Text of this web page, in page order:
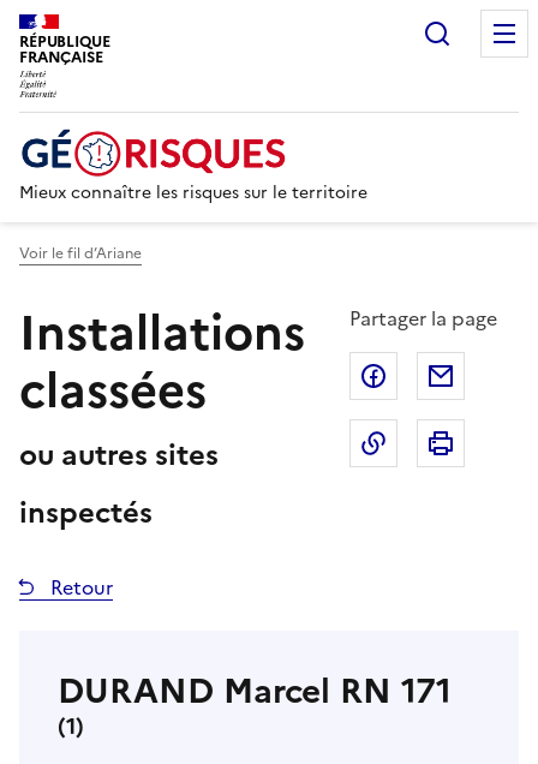
RÉPUBLIQUE
FRANÇAISE
Mieux connaître les risques sur le territoire
Voir le fil d’Ariane
Installations
classées
ou autres sites
inspectés
Partager la page
Partager sur
Copier dans
Retour
DURAND Marcel RN 171
(1)